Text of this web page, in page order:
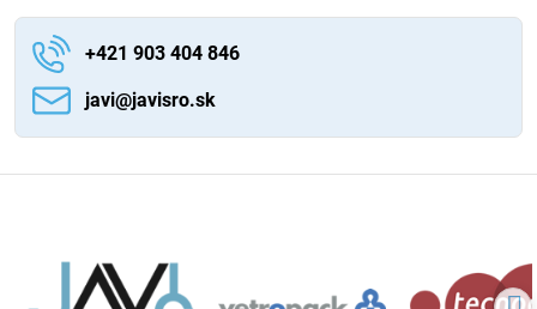
+421 903 404 846
javi​@javisro​.sk